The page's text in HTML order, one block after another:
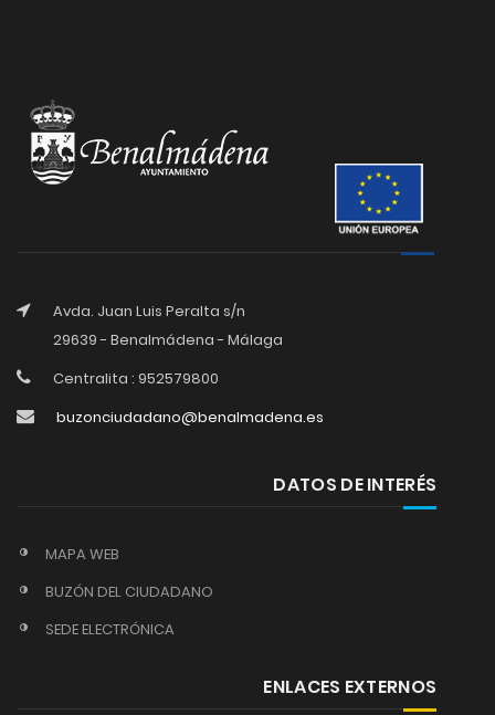
Avda. Juan Luis Peralta s/n
29639 - Benalmádena - Málaga
Centralita : 952579800
buzonciudadano@benalmadena.es
DATOS DE INTERÉS
MAPA WEB
BUZÓN DEL CIUDADANO
SEDE ELECTRÓNICA
ENLACES EXTERNOS